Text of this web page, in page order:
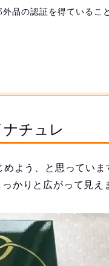
品の認証を得ていること
チュレ
めよう、と思ってい
かりと広がって見え